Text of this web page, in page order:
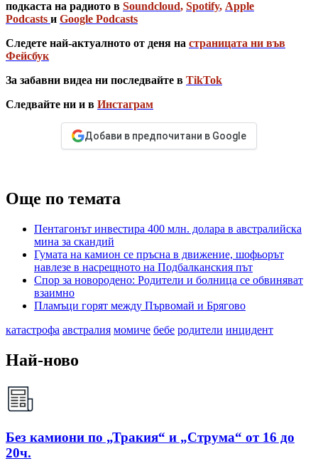
подкаста на радиото в Soundcloud, Spotify, Apple
Podcasts и Google Podcasts
Следете най-актуалното от деня на страницата ни във
Фейсбук
За забавни видеа ни последвайте в TikTok
Следвайте ни и в Инстаграм
Добави в предпочитани в Google
Още по темата
Пентагонът инвестира 400 млн. долара в австралийска
мина за скандий
Гумата на камион се пръсна в движение, шофьорът
навлезе в насрещното на Подбалканския път
Спор за новородено: Родители и болница се обвиняват
взаимно
Пламъци горят между Първомай и Брягово
катастрофа австралия момиче бебе родители инцидент
Най-ново
Без камиони по „Тракия“ и „Струма“ от 16 до
20ч.